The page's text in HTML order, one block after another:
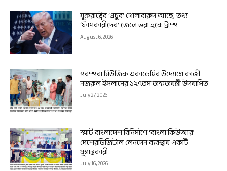
যুক্তরাষ্ট্রের ‘প্রচুর’ গোলাবারুদ আছে, তথ্য
‘ফাঁসকারীদের’ জেলে ভরা হবে: ট্রাম্প
August 6, 2026
পরম্পরা মিউজিক একাডেমির উদ্যোগে কাজী
নজরুল ইসলামের ১২৭তম জন্মজয়ন্তী উদযাপিত
July 27, 2026
স্মার্ট বাংলাদেশ বিনির্মাণে ‘বাংলা কিউআর’
দেশেরডিজিটাল লেনদেন ব্যবস্থায় একটি
যুগান্তকারী
July 16, 2026